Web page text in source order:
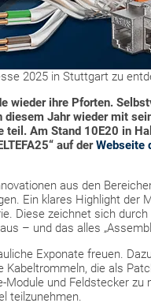
2025 in Stuttgart zu
wieder ihre Pforten.
Jahr wieder mit
teil. Am Stand 10E20 in
auf derWebseite
aus den
Ein klares Highlight der
Diese zeichnet sich
– und das alles
Exponate freuen.
die als
und Feldstecker
teilzunehmen.